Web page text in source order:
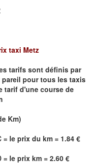
taxi Metz
tarifs sont définis par
pareil pour tous les taxis
tarif d'une course de
Km)
le prix du km = 1.84 €
le prix km = 2.60 €